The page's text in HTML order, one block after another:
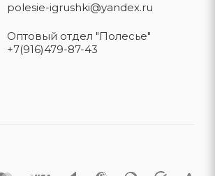
polesie-igrushki@yandex.ru
Оптовый отдел "Полесье"
+7(916)479-87-43